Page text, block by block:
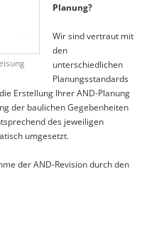
Planung?
Wir sind vertraut mit
den
unterschiedlichen
Planungsstandards
Erstellung Ihrer AND-Planung
der baulichen Gegebenheiten
des jeweiligen
umgesetzt.
der AND-Revision durch den